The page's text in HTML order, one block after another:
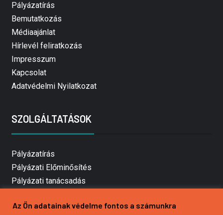
Pályázatírás
Bemutatkozás
Médiaajánlat
Hírlevél feliratkozás
Impresszum
Kapcsolat
Adatvédelmi Nyilatkozat
SZOLGÁLTATÁSOK
Pályázatírás
Pályázati Előminősítés
Pályázati tanácsadás
Mezőgazdasági pályázatírás
Az Ön adatainak védelme fontos a számunkra